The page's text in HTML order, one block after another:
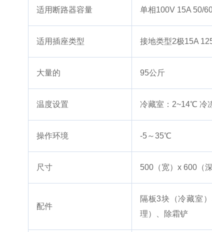
适用断路器容量 单相100V 15A 50/
适用插座类型 接地类型2极15A
大量的 95公斤
温度设置 冷藏室：2~14℃ 冷
操作环境 -5～35℃
尺寸 500（宽）x 600（
配件
隔板3块（冷藏室
理）、除霜铲